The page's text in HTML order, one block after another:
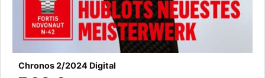
Chronos 2/2024 Digital